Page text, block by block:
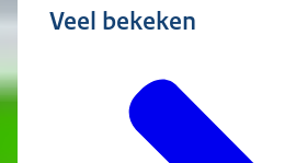
Veel bekeken